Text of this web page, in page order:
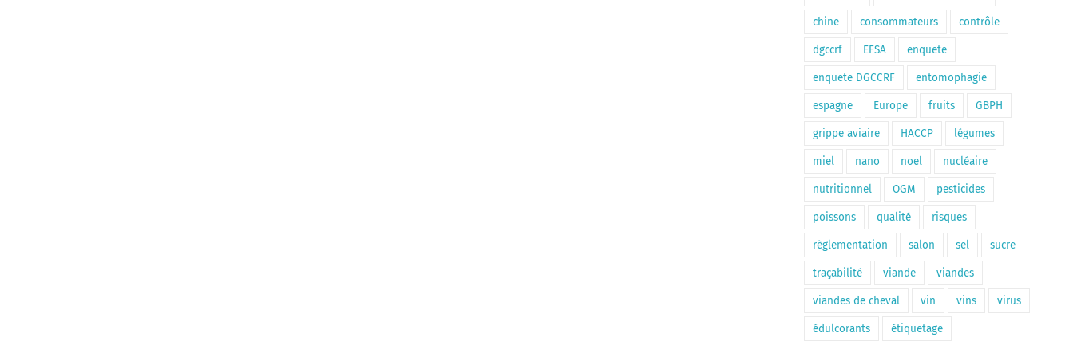
chine consommateurs contrôle
dgccrf EFSA enquete
enquete DGCCRF entomophagie
espagne Europe fruits GBPH
grippe aviaire HACCP légumes
miel nano noel nucléaire
nutritionnel OGM pesticides
poissons qualité risques
règlementation salon sel sucre
traçabilité viande viandes
viandes de cheval vin vins virus
édulcorants étiquetage